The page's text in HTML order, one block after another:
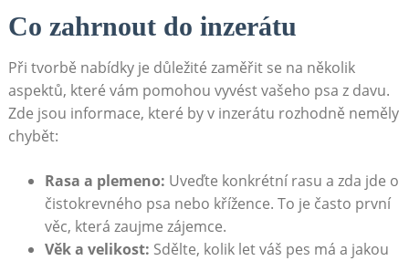
Co zahrnout do inzerátu
Při⁢ tvorbě ⁤nabídky je důležité zaměřit se na několik
aspektů, které vám pomohou vyvést vašeho psa z ⁤davu.
Zde‌ jsou informace, které by‍ v inzerátu rozhodně neměly
chybět:
Rasa a plemeno: Uveďte konkrétní rasu a zda jde o
čistokrevného psa nebo křížence. To ​je často​ první
věc, která zaujme zájemce.
Věk a velikost: Sdělte, kolik let⁢ váš pes má a⁣ jakou